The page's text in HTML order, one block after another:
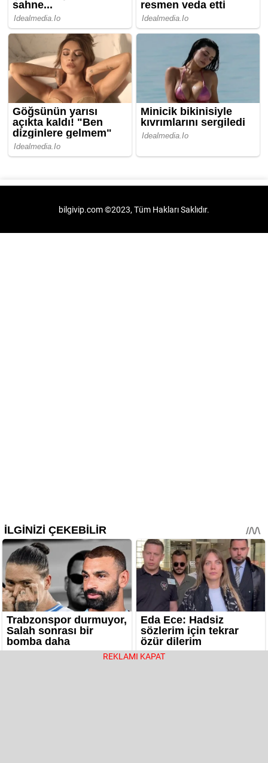
bilgivip.com ©2023, Tüm Hakları Saklıdır.
REKLAMI KAPAT